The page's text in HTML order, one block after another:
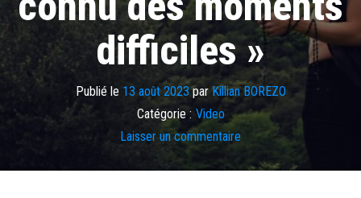
difficiles »
Publié le 13 août 2023par Killian BOREZO
Catégorie : Video
Laisser un commentaire